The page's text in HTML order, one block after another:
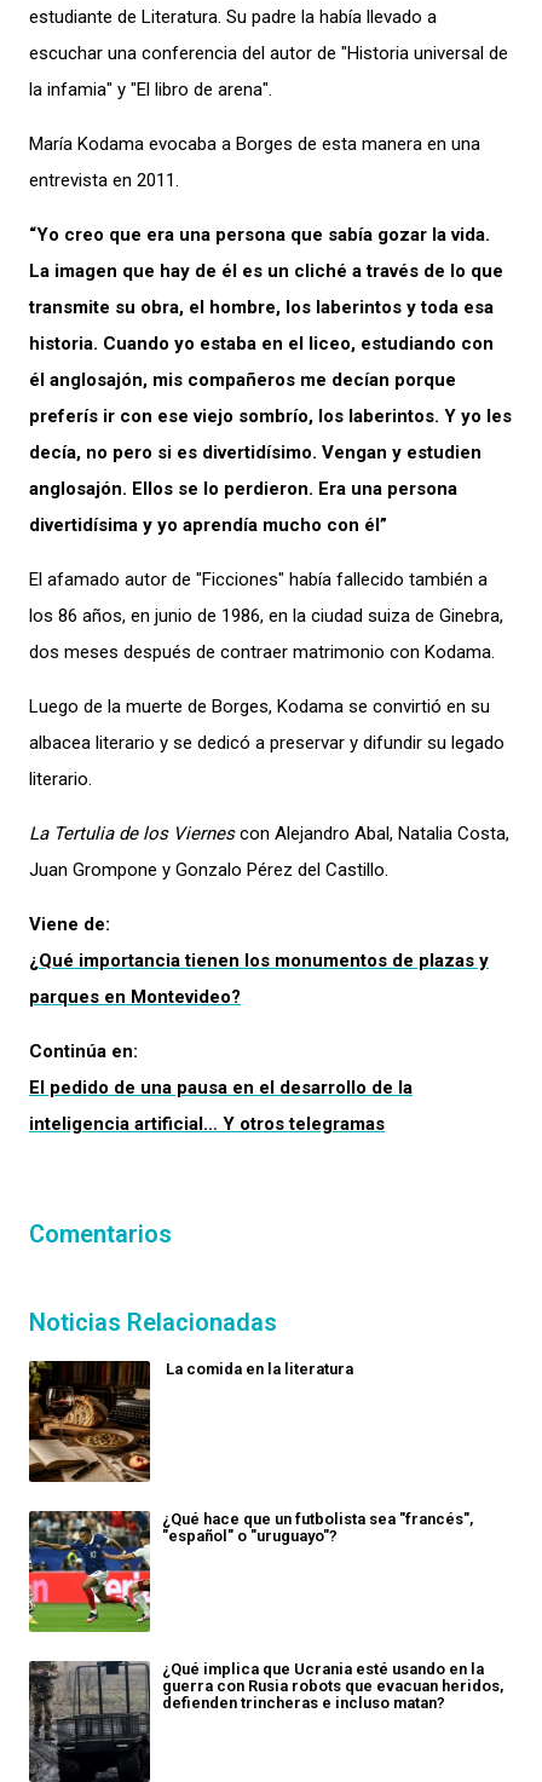
estudiante de Literatura. Su padre la había llevado a
escuchar una conferencia del autor de "Historia universal de
la infamia" y "El libro de arena".
María Kodama evocaba a Borges de esta manera en una
entrevista en 2011.
“Yo creo que era una persona que sabía gozar la vida.
La imagen que hay de él es un cliché a través de lo que
transmite su obra, el hombre, los laberintos y toda esa
historia. Cuando yo estaba en el liceo, estudiando con
él anglosajón, mis compañeros me decían porque
preferís ir con ese viejo sombrío, los laberintos. Y yo les
decía, no pero si es divertidísimo. Vengan y estudien
anglosajón. Ellos se lo perdieron. Era una persona
divertidísima y yo aprendía mucho con él”
El afamado autor de "Ficciones" había fallecido también a
los 86 años, en junio de 1986, en la ciudad suiza de Ginebra,
dos meses después de contraer matrimonio con Kodama.
Luego de la muerte de Borges, Kodama se convirtió en su
albacea literario y se dedicó a preservar y difundir su legado
literario.
La Tertulia de los Viernescon Alejandro Abal, Natalia Costa,
Juan Grompone y Gonzalo Pérez del Castillo.
Viene de:
¿Qué importancia tienen los monumentos de plazas y
parques en Montevideo?
Continúa en:
El pedido de una pausa en el desarrollo de la
inteligencia artificial… Y otros telegramas
Comentarios
Noticias Relacionadas
La comida en la literatura
¿Qué hace que un futbolista sea "francés",
"español" o "uruguayo"?
¿Qué implica que Ucrania esté usando en la
guerra con Rusia robots que evacuan heridos,
defienden trincheras e incluso matan?